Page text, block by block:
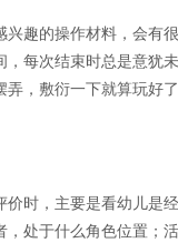
趣的操作材料，会有
每次结束时总是意犹
，敷衍一下就算玩好
时，主要是看幼儿是
处于什么角色位置；